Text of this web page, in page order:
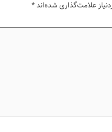
علامت‌گذاری شده‌اند*